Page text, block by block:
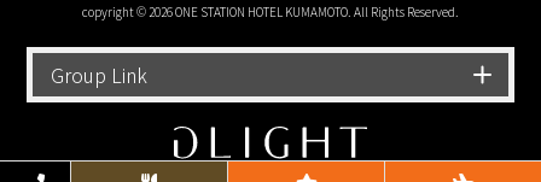
copyright © 2026 ONE STATION HOTEL KUMAMOTO. All Rights Reserved.
Group Link